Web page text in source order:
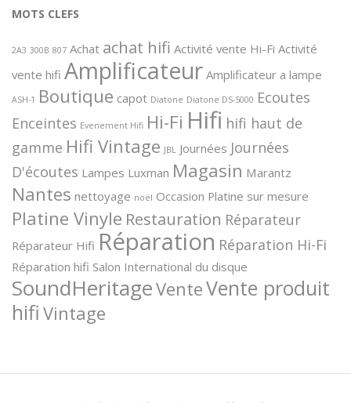
MOTS CLEFS
2A3 300B 807 Achat achat hifi Activité vente Hi-Fi Activité
vente hifi Amplificateur Amplificateur a lampe
ASH-1 Boutique capot Diatone Diatone DS-5000 Ecoutes
Enceintes Evenement Hifi Hi-Fi Hifi hifi haut de
gamme Hifi Vintage JBL Journées Journées
D'écoutes Lampes Luxman Magasin Marantz
Nantes nettoyage noël Occasion Platine sur mesure
Platine Vinyle Restauration Réparateur
Réparateur Hifi Réparation Réparation Hi-Fi
Réparation hifi Salon International du disque
SoundHeritageVenteVente produit
hifi Vintage